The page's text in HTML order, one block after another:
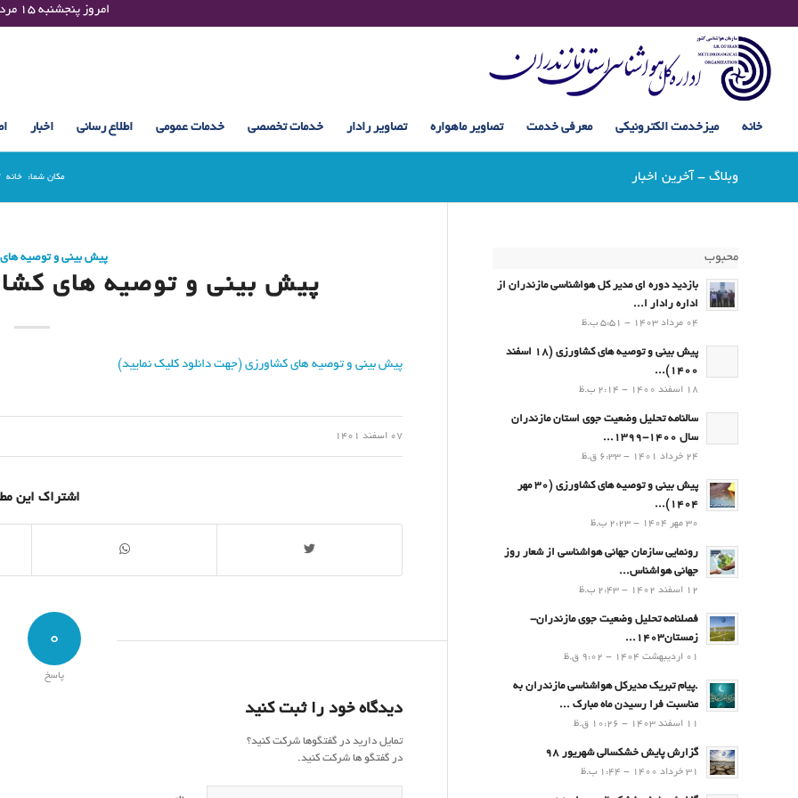
Thursday 06 August 2026 , 23:20 UTC ¤¤¤¤ امروز پنجشنبه ۱۵ مرداد ۱۴۰۵ساعت : ۲۳:۲۰
خانه میزخدمت الکترونیکی معرفی خدمت تصاویر ماهواره تصاویر رادار خدمات تخصصی خدمات عمومی اطلاع رسانی اخبار
وبلاگ - آخرین اخبار مکان شما: خانه
پیش بینی و توصیه
پیش بینی و توصیه های کشاورزی (7
پیش بینی و توصیه های کشاورزی (جهت دانلود کلیک نمایید)
07 اسفند 1401
اشتراک این
0
پاسخ
دیدگاه خود را ثبت کنید
تمایل دارید در گفتگوها شرکت کنید؟
در گفتگو ها شرکت کنید.
محبوب
بازدید دوره ای مدیر کل هواشناسی مازندران از
اداره رادار ا...
04 مرداد 1403 - 5:51 ب.ظ
پیش بینی و توصیه های کشاورزی (18 اسفند
1400)...
18 اسفند 1400 - 2:14 ب.ظ
سالنامه تحلیل وضعیت جوی استان مازندران
سال 1400-1399...
24 خرداد 1401 - 6:33 ق.ظ
پیش بینی و توصیه های کشاورزی (30 مهر
۱۴۰۴)...
30 مهر 1404 - 2:23 ب.ظ
رونمایی سازمان جهانی هواشناسی از شعار روز
جهانی هواشناس...
12 اسفند 1402 - 2:43 ب.ظ
فصلنامه تحلیل وضعیت جوی مازندران-
زمستان۱۴۰۳...
01 اردیبهشت 1404 - 9:02 ق.ظ
.پيام تبريك مدیرکل هواشناسی مازندران به
مناسبت فرا رسيدن ماه مبارك ...
11 اسفند 1403 - 10:26 ق.ظ
گزارش پایش خشکسالی شهریور 98
31 خرداد 1400 - 1:44 ب.ظ